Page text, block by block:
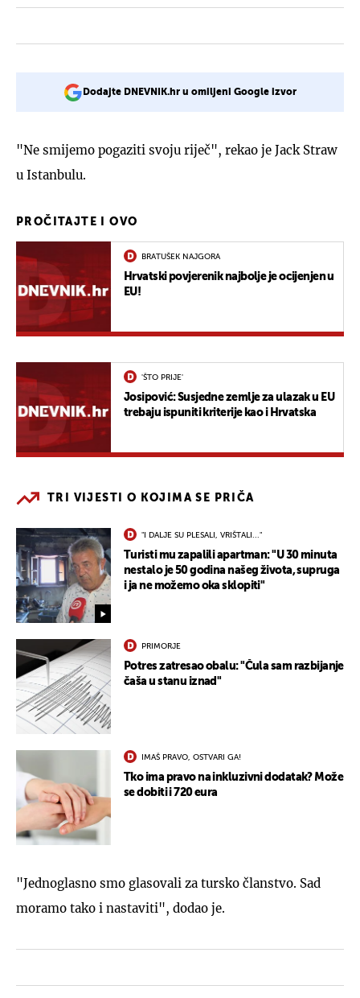
Dodajte DNEVNIK.hr u omiljeni Google izvor
"Ne smijemo pogaziti svoju riječ", rekao je Jack Straw
u Istanbulu.
PROČITAJTE I OVO
BRATUŠEK NAJGORA
Hrvatski povjerenik najbolje je ocijenjen u
EU!
'ŠTO PRIJE'
Josipović: Susjedne zemlje za ulazak u EU
trebaju ispuniti kriterije kao i Hrvatska
TRI VIJESTI O KOJIMA SE PRIČA
"I DALJE SU PLESALI, VRIŠTALI..."
Turisti mu zapalili apartman: "U 30 minuta
nestalo je 50 godina našeg života, supruga
i ja ne možemo oka sklopiti"
PRIMORJE
Potres zatresao obalu: "Čula sam razbijanje
čaša u stanu iznad"
IMAŠ PRAVO, OSTVARI GA!
Tko ima pravo na inkluzivni dodatak? Može
se dobiti i 720 eura
"Jednoglasno smo glasovali za tursko članstvo. Sad
moramo tako i nastaviti", dodao je.